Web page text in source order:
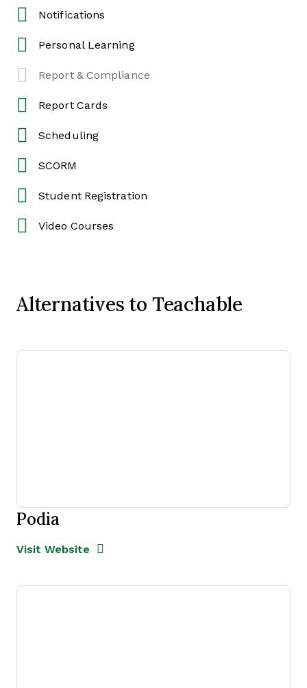
Notifications
Personal Learning
Report & Compliance
Report Cards
Scheduling
SCORM
Student Registration
Video Courses
Alternatives to Teachable
Podia
Visit Website Opens New Window